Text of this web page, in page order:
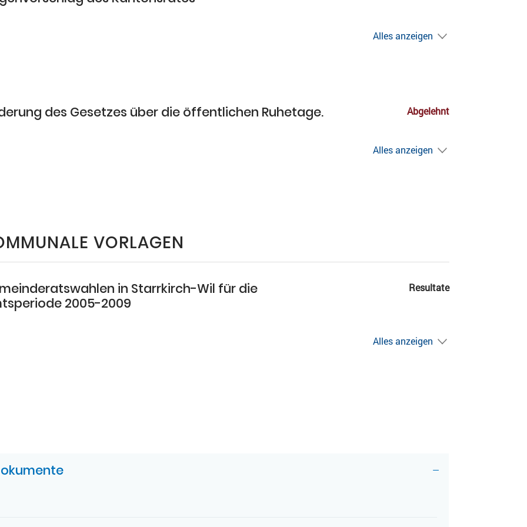
Alles anzeigen
des Gesetzes über die öffentlichen Ruhetage. Abgelehnt
Alles anzeigen
VORLAGEN
in Starrkirch-Wil für die
2005-2009
Resultate
Alles anzeigen